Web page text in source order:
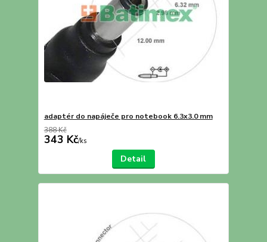
adaptér do napáječe pro notebook 6.3x3.0 mm
388 Kč
343 Kč/ks
Detail